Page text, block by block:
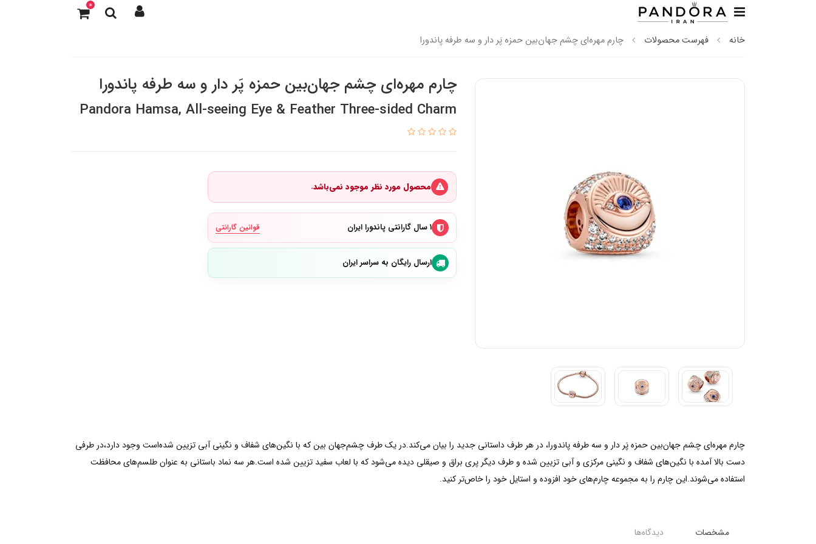
0
خانه فهرست محصولات چارم مهره‌ای چشم جهان‌بین حمزه پَر دار و سه طرفه پاندورا
چارم مهره‌ای چشم جهان‌بین حمزه پَر دار و سه طرفه پاندورا
Pandora Hamsa, All-seeing Eye & Feather Three-sided Charm
محصول مورد نظر موجود نمی‌باشد.
۱ سال گارانتی پاندورا ایران قوانین گارانتی
ارسال رایگان به سراسر ایران
چارم مهره‌ای چشم جهان‌بین حمزه پَر دار و سه طرفه پاندورا، در هر طرف داستانی جدید را بیان می‌کند.در یک طرف چشم‌جهان بین که با نگین‌های شفاف و نگینی آبی تزیین شده‌است وجود دارد،در طرفی
دست بالا آمده با نگین‌های شفاف و نگینی مرکزی و آبی تزیین شده و طرف دیگر پری براق و صیقلی دیده می‌شود که با لعاب سفید تزیین شده است.هر سه نماد‌ باستانی به عنوان طلسم‌های محافظت
استفاده می‌شوند.این چارم را به مجموعه چارم‌های خود افزوده و استایل خود را خاص‌تر کنید.
مشخصات دیدگاه‌ها